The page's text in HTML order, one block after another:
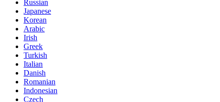
Russian
Japanese
Korean
Arabic
Irish
Greek
Turkish
Italian
Danish
Romanian
Indonesian
Czech